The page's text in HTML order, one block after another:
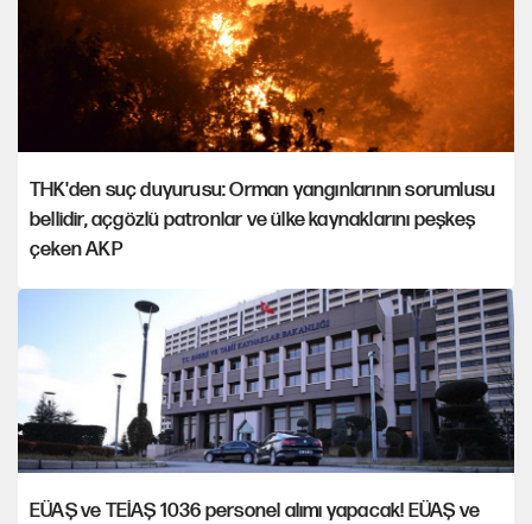
THK'den suç duyurusu: Orman yangınlarının sorumlusu
bellidir, açgözlü patronlar ve ülke kaynaklarını peşkeş
çeken AKP
EÜAŞ ve TEİAŞ 1036 personel alımı yapacak! EÜAŞ ve